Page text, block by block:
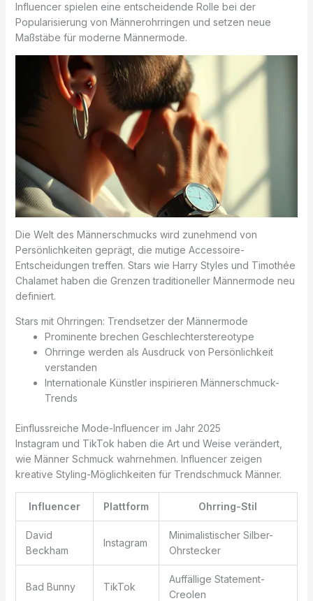
Influencer spielen eine entscheidende Rolle bei der
Popularisierung von Männerohrringen und setzen neue
Maßstäbe für moderne Männermode.
Die Welt des Männerschmucks wird zunehmend von
Persönlichkeiten geprägt, die mutige Accessoire-
Entscheidungen treffen. Stars wie Harry Styles und Timothée
Chalamet haben die Grenzen traditioneller Männermode neu
definiert.
Stars mit Ohrringen: Trendsetzer der Männermode
Prominente brechen Geschlechterstereotype
Ohrringe werden als Ausdruck von Persönlichkeit
verstanden
Internationale Künstler inspirieren Männerschmuck-
Trends
Einflussreiche Mode-Influencer im Jahr 2025
Instagram und TikTok haben die Art und Weise verändert,
wie Männer Schmuck wahrnehmen. Influencer zeigen
kreative Styling-Möglichkeiten für Trendschmuck Männer.
Influencer Plattform Ohrring-Stil
David
Beckham
Instagram
Minimalistischer Silber-
Ohrstecker
Bad Bunny TikTok
Auffällige Statement-
Creolen